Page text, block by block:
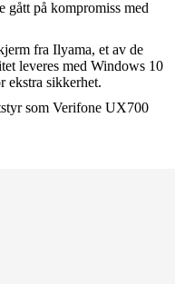
gått på kompromiss med
fra Ilyama, et av de
leveres med Windows 10
ekstra sikkerhet.
som Verifone UX700